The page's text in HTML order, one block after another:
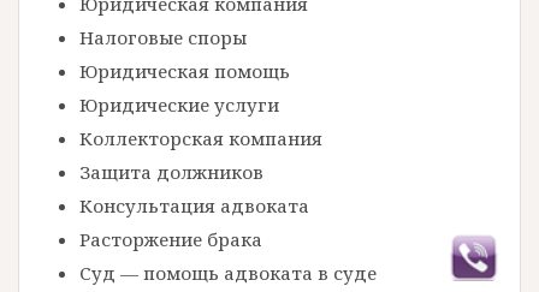
Налоговые споры
Юридическая помощь
Юридические услуги
Коллекторская компания
Защита должников
Консультация адвоката
Расторжение брака
Суд — помощь адвоката в суде